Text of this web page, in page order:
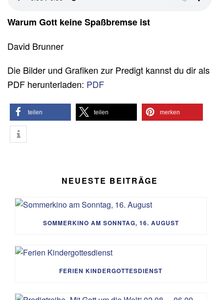
Warum Gott keine Spaßbremse ist
David Brunner
Die Bilder und Grafiken zur Predigt kannst du dir als
PDF herunterladen: PDF
teilen teilen merken
NEUESTE BEITRÄGE
SOMMERKINO AM SONNTAG, 16. AUGUST
FERIEN KINDERGOTTESDIENST